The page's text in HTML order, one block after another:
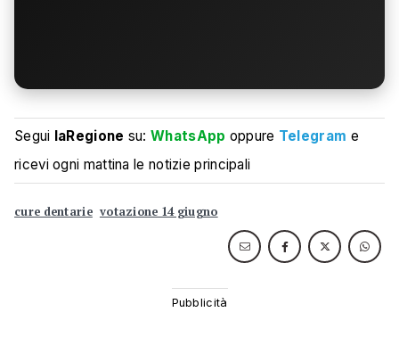
Segui laRegione su:WhatsApp oppure Telegram e
ricevi ogni mattina le notizie principali
cure dentarie votazione 14 giugno